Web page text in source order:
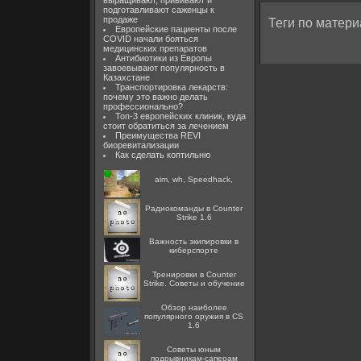
подготавливают саженцы к
продаже
Европейские пациенты после
COVID начали бояться
медицинских препаратов
Антибиотики из Европы
завоевывают популярность в
Казахстане
Транспортировка лекарств:
почему это важно делать
профессионально?
Топ-3 европейских клиник, куда
стоит обратиться за лечением
Преимущества REVI
биоревитализации
Как сделать коптильню
aim, wh, Speedhack,
Радиокоманды в Counter
Strike 1.6
Важность экипировки в
киберспорте
Тренировки в Counter
Strike. Советы и обучение
Обзор наиболее
популярного оружия в CS
1.6
Советы юным
подрывникам-саперам
Теги по